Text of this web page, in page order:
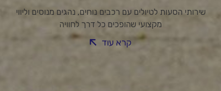
שירותי הסעות לטיולים עם רכבים נוחים, נהגים מנוסים וליווי
מקצועי שהופכים כל דרך לחוויה
קרא עוד